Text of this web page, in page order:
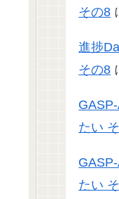
その8
進捗
その8
たい
たい